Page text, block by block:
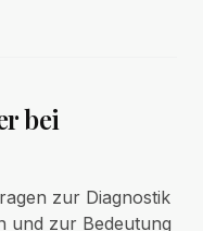
bei
zur Diagnostik
und zur Bedeutung